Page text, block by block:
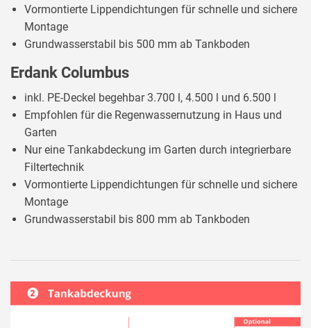
Vormontierte Lippendichtungen für schnelle und sichere
Montage
Grundwasserstabil bis 500 mm ab Tankboden
Erdank Columbus
inkl. PE-Deckel begehbar 3.700 l, 4.500 l und 6.500 l
Empfohlen für die Regenwassernutzung in Haus und
Garten
Nur eine Tankabdeckung im Garten durch integrierbare
Filtertechnik
Vormontierte Lippendichtungen für schnelle und sichere
Montage
Grundwasserstabil bis 800 mm ab Tankboden